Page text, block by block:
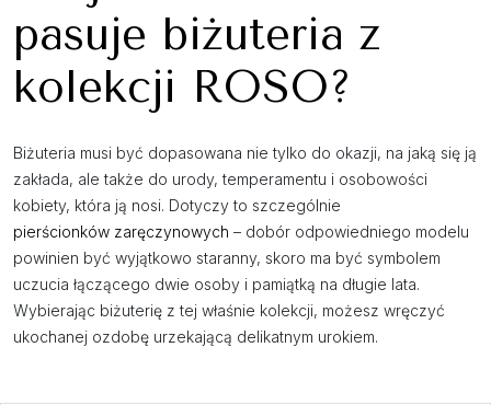
pasuje biżuteria z
kolekcji ROSO?
Biżuteria musi być dopasowana nie tylko do okazji, na jaką się ją
zakłada, ale także do urody, temperamentu i osobowości
kobiety, która ją nosi. Dotyczy to szczególnie
pierścionków zaręczynowych – dobór odpowiedniego modelu
powinien być wyjątkowo staranny, skoro ma być symbolem
uczucia łączącego dwie osoby i pamiątką na długie lata.
Wybierając biżuterię z tej właśnie kolekcji, możesz wręczyć
ukochanej ozdobę urzekającą delikatnym urokiem.